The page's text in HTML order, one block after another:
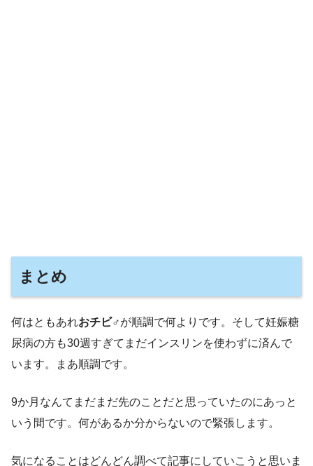
まとめ
何はともあれおチビ♂が順調で何よりです。そして妊娠糖
尿病の方も30週すぎてまだインスリンを使わずに済んで
います。まあ順調です。
9か月なんてまだまだ先のことだと思っていたのにあっと
いう間です。何があるか分からないので緊張します。
気になることはどんどん調べて記事にしていこうと思いま